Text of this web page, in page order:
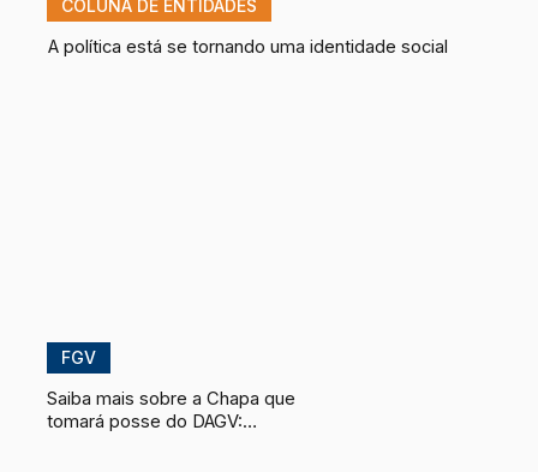
COLUNA DE ENTIDADES
A política está se tornando uma identidade social
FGV
Saiba mais sobre a Chapa que
tomará posse do DAGV: